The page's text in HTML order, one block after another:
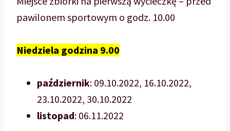
pawilonem sportowym o godz. 10.00
Niedziela godzina 9.00
październik: 09.10.2022, 16.10.2022,
23.10.2022, 30.10.2022
listopad: 06.11.2022